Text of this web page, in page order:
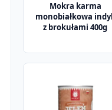
Mokra karma
monobiałkowa
z brokułami 400g